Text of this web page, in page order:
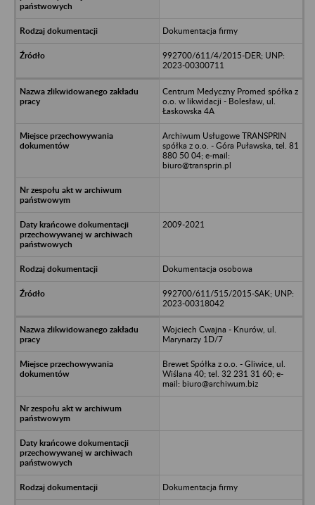
Dokumentacja firmy
992700/611/4/2015-DER; UNP:
2023-00300711
Centrum Medyczny Promed spółka z
o.o. w likwidacji - Bolesław, ul.
Łaskowska 4A
Archiwum Usługowe TRANSPRIN
spółka z o.o. - Góra Puławska, tel. 81
880 50 04; e-mail:
biuro@transprin.pl
2009-2021
Dokumentacja osobowa
992700/611/515/2015-SAK; UNP:
2023-00318042
Wojciech Cwajna - Knurów, ul.
Marynarzy 1D/7
Brewet Spółka z o.o. - Gliwice, ul.
Wiślana 40; tel. 32 231 31 60; e-
mail: biuro@archiwum.biz
Dokumentacja firmy